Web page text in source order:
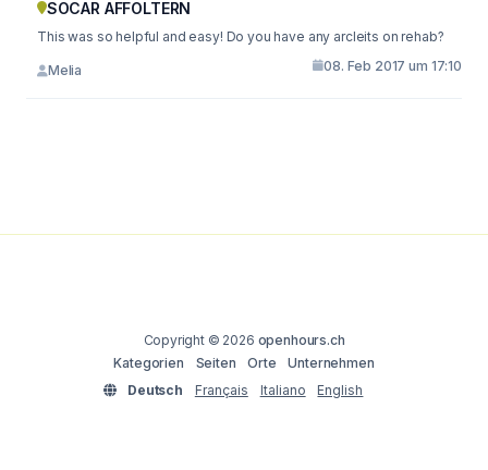
SOCAR AFFOLTERN
This was so helpful and easy! Do you have any arcleits on rehab?
Melia 08. Feb 2017 um 17:10
Copyright © 2026 openhours.ch
Kategorien
Seiten Orte
Unternehmen
Deutsch
Français Italiano English